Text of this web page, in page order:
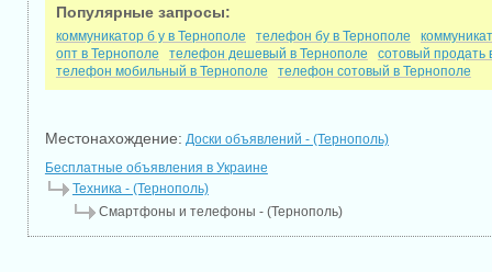
Популярные запросы:
коммуникатор б у в Тернополе телефон бу в Тернополе
опт в Тернополе
телефон дешевый в Тернополе
сотовый продать
телефон мобильный в Тернополе
телефон сотовый в Тернополе
Местонахождение: Доски объявлений - (Тернополь)
Бесплатные объявления в Украине
Техника - (Тернополь)
Смартфоны и телефоны - (Тернополь)